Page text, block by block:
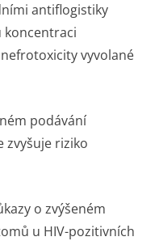
antiflogistiky
koncentraci
vyvolané
podávání
zvyšuje riziko
o zvýšeném
u HIV-pozitivních